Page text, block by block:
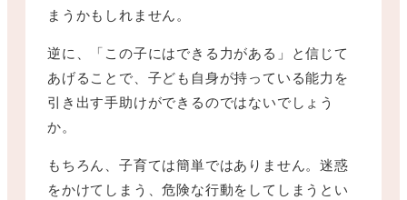
まうかもしれません。
逆に、「この子にはできる力がある」と信じて
あげることで、子ども自身が持っている能力を
引き出す手助けができるのではないでしょう
か。
もちろん、子育ては簡単ではありません。迷惑
をかけてしまう、危険な行動をしてしまうとい